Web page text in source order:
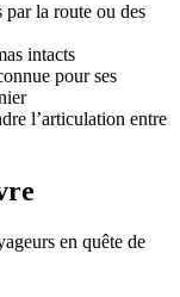
par la route ou des
intacts
pour ses
l’articulation entre
en quête de